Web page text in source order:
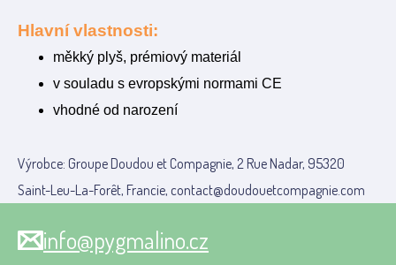
Hlavní vlastnosti:
měkký plyš, prémiový materiál
v souladu s evropskými normami CE
vhodné od narození
Výrobce: Groupe Doudou et Compagnie, 2 Rue Nadar, 95320
Saint-Leu-La-Forêt, Francie, contact@doudouetcompagnie.com
info@pygmalino.cz